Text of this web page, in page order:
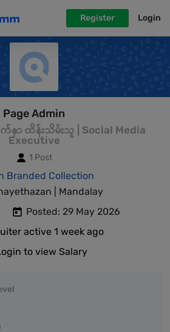
Register Login
Page Admin
နှာ ထိန်းသိမ်းသူ | Social Media
Executive
1 Post
Branded Collection
| Mandalay
Posted: 29 May 2026
active 1 week ago
to view Salary